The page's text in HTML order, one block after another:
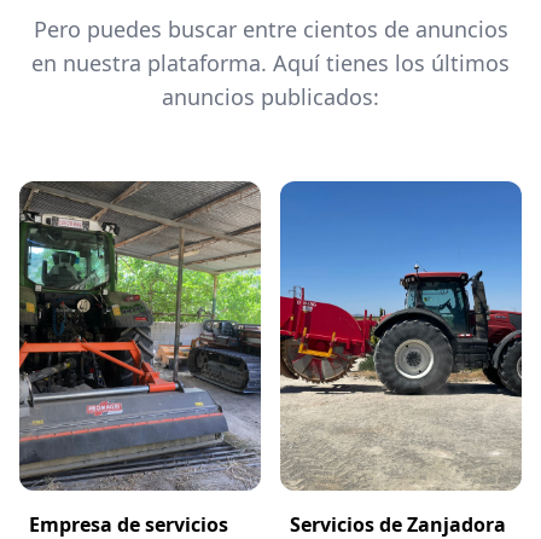
Pero puedes buscar entre cientos de anuncios
en nuestra plataforma. Aquí tienes los últimos
anuncios publicados:
Empresa de servicios
Servicios de Zanjadora